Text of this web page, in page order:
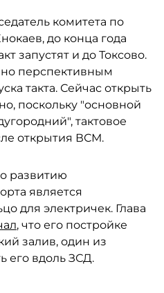
комитета по
до конца года
запустят и до Токсово.
перспективным
такта. Сейчас открыть
поскольку "основной
тактовое
открытия ВСМ.
развитию
является
для электричек. Глава
, что его постройке
залив, один из
его вдоль ЗСД.